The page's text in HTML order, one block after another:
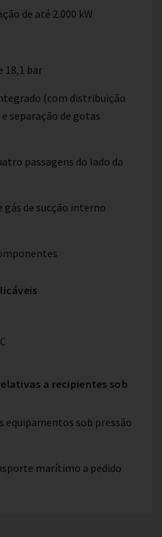
de até 2.000 kW
18,1 bar
(com distribuição
separação de gotas
passagens do lado da
gás de sucção interno
a recipientes sob
equipamentos sob pressão
marítimo a pedido